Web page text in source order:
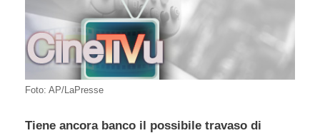
Foto: AP/LaPresse
Tiene ancora banco il possibile travaso di